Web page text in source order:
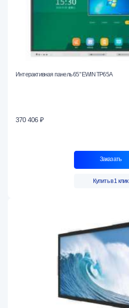
Интерактивная панель 65" EWIN TP65A
370 406 ₽
Заказать
Купить в 1 клик